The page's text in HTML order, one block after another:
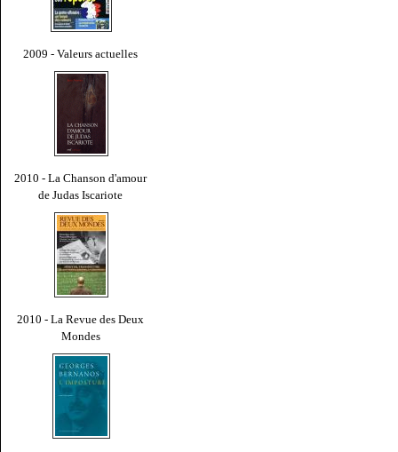
2009 - Valeurs actuelles
2010 - La Chanson d'amour
de Judas Iscariote
2010 - La Revue des Deux
Mondes